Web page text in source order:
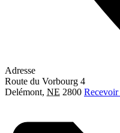
Adresse
Route du Vorbourg 4
Delémont, NE 2800 Recevoir